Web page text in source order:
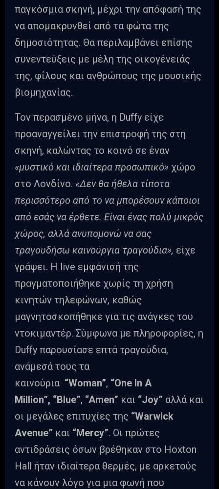
παγκόσμια σκηνή, μέχρι την απόφασή της
να απομακρυνθεί από τα φώτα της
δημοσιότητας. Θα περιλαμβάνει επίσης
συνεντεύξεις με μέλη της οικογένειάς
της, φίλους και ανθρώπους της μουσικής
βιομηχανίας.
Τον περασμένο μήνα, η Duffy είχε
προαναγγείλει την επιστροφή της στη
σκηνή, καλώντας το κοινό σε έναν
«μυστικό και ιδιαίτερα προσωπικό» χώρο
στο Λονδίνο. «Δεν θα ήθελα τίποτα
περισσότερο από το να μπορέσουν κάποιοι
από εσάς να έρθετε. Είναι ένας πολύ μικρός
χώρος, αλλά ανυπομονώ να σας
τραγουδήσω καινούργια τραγούδια», είχε
γράψει. Η live εμφάνισή της
πραγματοποιήθηκε χωρίς τη χρήση
κινητών τηλεφώνων, καθώς
μαγνητοσκοπήθηκε για τις ανάγκες του
ντοκιμαντέρ. Σύμφωνα με πληροφορίες, η
Duffy παρουσίασε επτά τραγούδια,
ανάμεσά τους τα
καινούρια “Woman”, “One In A
Million”, “Blue”, “Amen” και “Joy” αλλά και
οι μεγάλες επιτυχίες της “Warwick
Avenue” και “Mercy”. Οι πρώτες
αντιδράσεις όσων βρέθηκαν στο Hoxton
Hall ήταν ιδιαίτερα θερμές, με αρκετούς
να κάνουν λόγο για μια φωνή που